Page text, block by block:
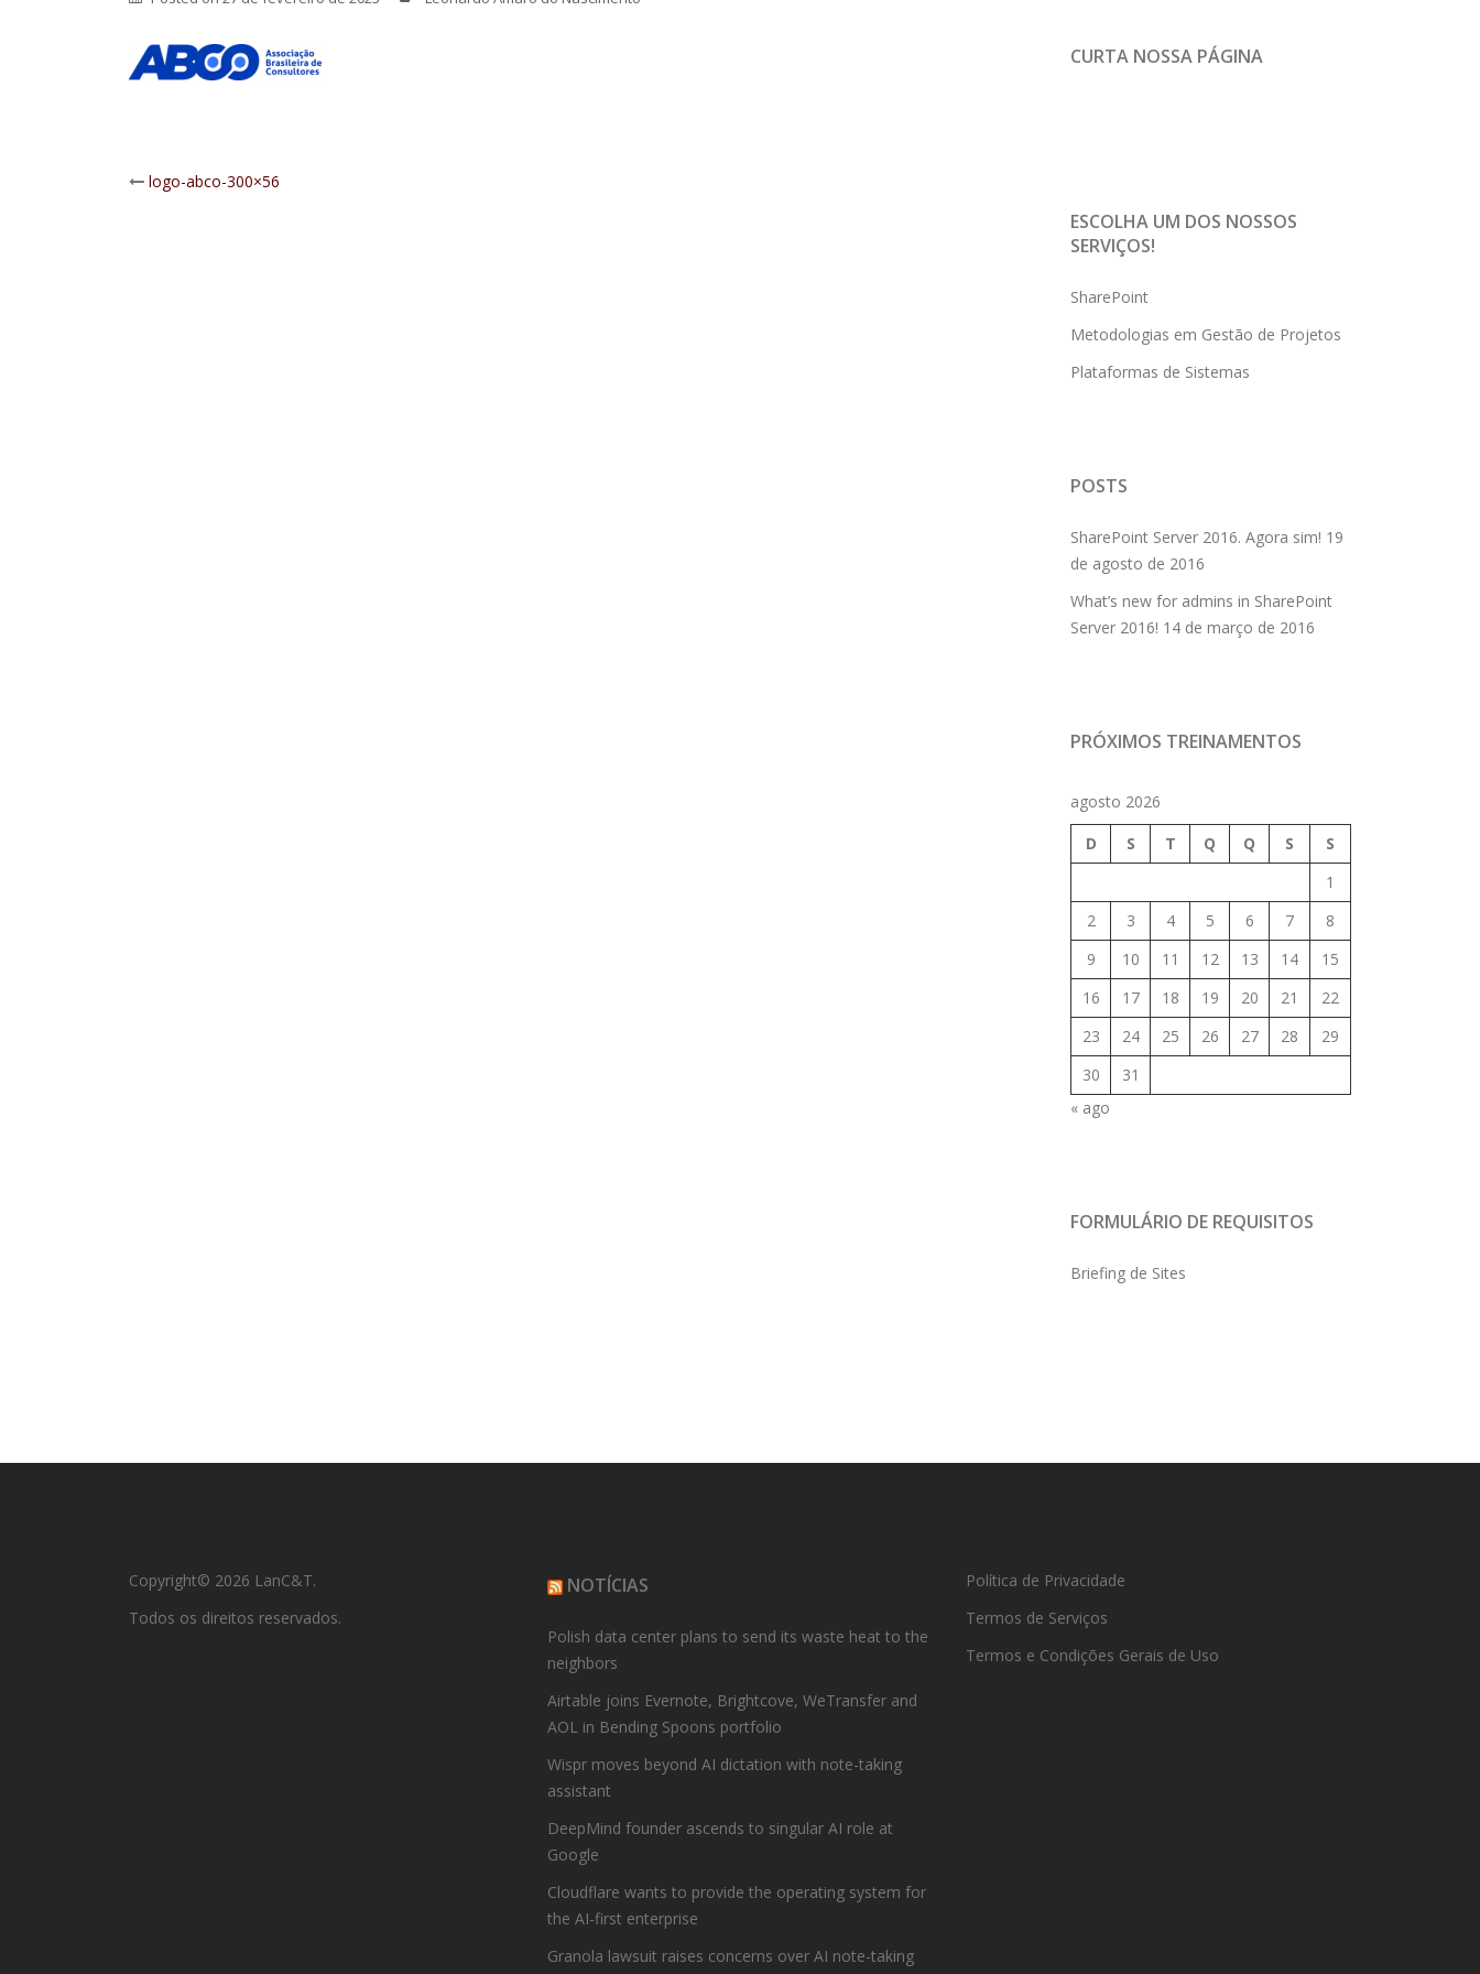
Post
logo-abco-300×56
CURTA NOSSA PÁGINA
ESCOLHA UM DOS NOSSOS
SERVIÇOS!
SharePoint
Metodologias em Gestão de Projetos
Plataformas de Sistemas
POSTS
SharePoint Server 2016. Agora sim! 19
de agosto de 2016
What’s new for admins in SharePoint
Server 2016! 14 de março de 2016
PRÓXIMOS TREINAMENTOS
agosto 2026
D
S T Q Q S
S
1
2
3 4 5 6 7
8
9
10 11 12 13 14
15
16
17 18 19 20 21
22
23
24 25 26 27 28
29
30
31
« ago
FORMULÁRIO DE REQUISITOS
Briefing de Sites
Copyright© 2026 LanC&T.
Todos os direitos reservados.
NOTÍCIAS
Polish data center plans to send its waste heat to the
neighbors
Airtable joins Evernote, Brightcove, WeTransfer and
AOL in Bending Spoons portfolio
Wispr moves beyond AI dictation with note-taking
assistant
DeepMind founder ascends to singular AI role at
Google
Cloudflare wants to provide the operating system for
the AI-first enterprise
Granola lawsuit raises concerns over AI note-taking
Política de Privacidade
Termos de Serviços
Termos e Condições Gerais de Uso